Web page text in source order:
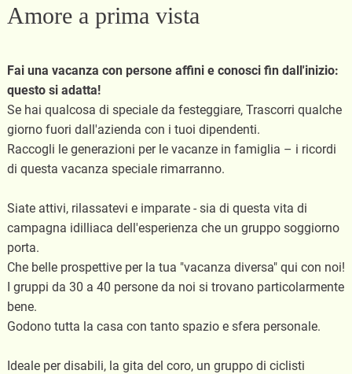
Amore a prima vista
Fai una vacanza con persone affini e conosci fin dall'inizio:
questo si adatta!
Se hai qualcosa di speciale da festeggiare, Trascorri qualche
giorno fuori dall'azienda con i tuoi dipendenti.
Raccogli le generazioni per le vacanze in famiglia – i ricordi
di questa vacanza speciale rimarranno.
Siate attivi, rilassatevi e imparate - sia di questa vita di
campagna idilliaca dell'esperienza che un gruppo soggiorno
porta.
Che belle prospettive per la tua "vacanza diversa" qui con noi!
I gruppi da 30 a 40 persone da noi si trovano particolarmente
bene.
Godono tutta la casa con tanto spazio e sfera personale.
Ideale per disabili, la gita del coro, un gruppo di ciclisti